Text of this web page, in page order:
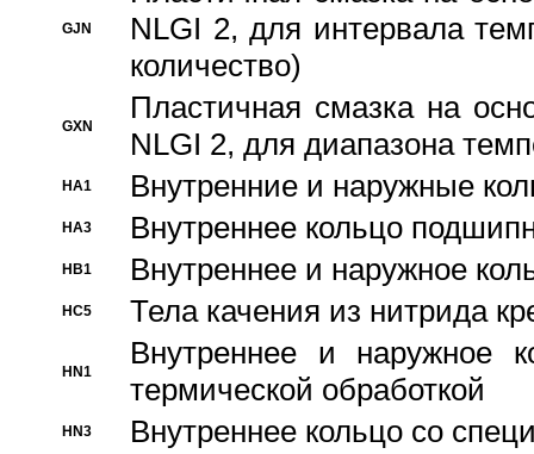
GJN
NLGI 2, для интервала
количество)
GXN
Пластичная смазка на
NLGI 2, для диапазона
HA1 Внутренние и наружные
HA3 Bнутреннее кольцо
HB1 Bнутреннее и наружное
HC5 Тела качения из нитрида
HN1
Bнутреннее и наружное
термической обработкой
HN3 Внутреннее кольцо со